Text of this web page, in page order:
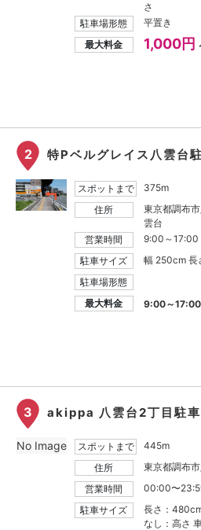
さ
駐車場形態
平置き
最大料金
1,000円
2 特Pベルグレイス八雲台
スポットまで
375m
住所
東京都調布
雲台
営業時間
9:00～17:00
駐車サイズ
幅 250cm
駐車場形態
最大料金
9:00～
3 akippa 八雲台2丁目駐
スポットまで
445m
住所
東京都調布
営業時間
00:00〜
駐車サイズ
長さ：
なし：高さ
No Image